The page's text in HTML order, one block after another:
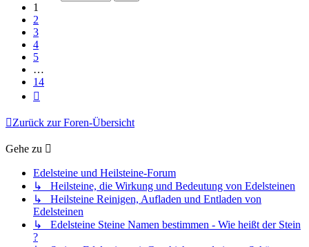
1
2
3
4
5
…
14
Zurück zur Foren-Übersicht
Gehe zu
Edelsteine und Heilsteine-Forum
↳ Heilsteine, die Wirkung und Bedeutung von Edelsteinen
↳ Heilsteine Reinigen, Aufladen und Entladen von
Edelsteinen
↳ Edelsteine Steine Namen bestimmen - Wie heißt der Stein
?